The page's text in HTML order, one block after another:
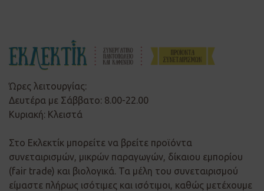
Ώρες λειτουργίας:
Δευτέρα με Σάββατο: 8.00-22.00
Κυριακή: Κλειστά
Στο Εκλεκτίκ μπορείτε να βρείτε προϊόντα
συνεταιρισμών, μικρών παραγωγών, δίκαιου εμπορίου
(fair trade) και βιολογικά. Τα μέλη του συνεταιρισμού
είμαστε πλήρως ισότιμες και ισότιμοι, καθώς μετέχουμε